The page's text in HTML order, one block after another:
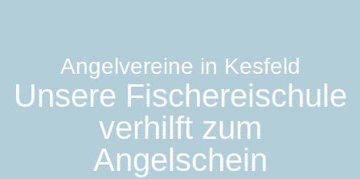
Angelvereine in Kesfeld
Unsere Fischereischule
verhilft zum
Angelschein